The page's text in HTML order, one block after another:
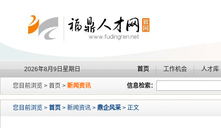
2026年8月9日星期日 首页 工作机会 人才库
您目前浏览 > 首页 > 新闻资讯 信息检索：
您目前浏览 > 首页 > 新闻资讯 > 鼎企风采 > 正文